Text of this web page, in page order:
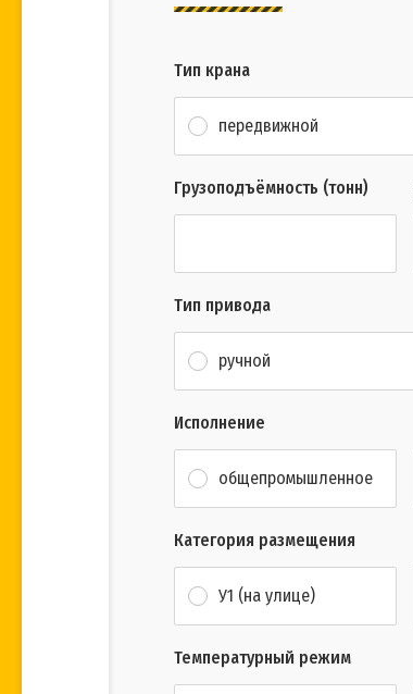
Тип крана
передвижной
Грузоподъёмность (тонн)
Тип привода
ручной
Исполнение
общепромышленное
Категория размещения
У1 (на улице)
Температурный режим